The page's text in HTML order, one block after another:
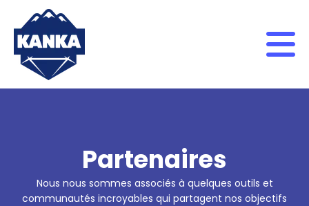
Skip to content
Partenaires
Nous nous sommes associés à quelques outils et
communautés incroyables qui partagent nos objectifs